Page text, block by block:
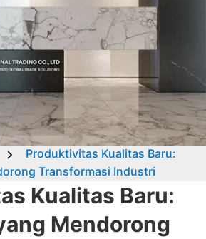
Produktivitas Kualitas Baru:
Transformasi Industri
Kualitas Baru:
Mendorong